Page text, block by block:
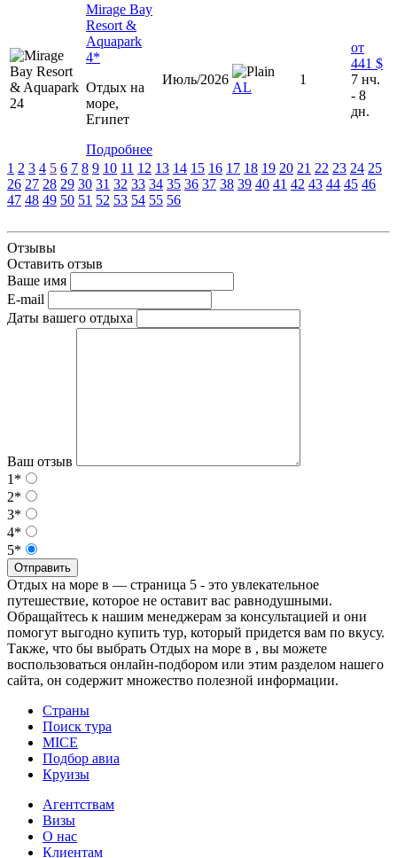
Mirage Bay
Resort &
Aquapark
4*
Отдых на
море,
Египет
Подробнее
Июль/2026
AL
1
от
441 $
7 нч.
- 8
дн.
1 2 3 4 5 6 7 8 9 10 11 12 13 14 15 16 17 18 19 20 21 22 23 24 25
26 27 28 29 30 31 32 33 34 35 36 37 38 39 40 41 42 43 44 45 46
47 48 49 50 51 52 53 54 55 56
Отзывы
Оставить отзыв
Ваше имя
E-mail
Даты вашего отдыха
Ваш отзыв
1*
2*
3*
4*
5*
Отправить
Отдых на море в — страница 5 - это увлекательное
путешествие, которое не оставит вас равнодушными.
Обращайтесь к нашим менеджерам за консультацией и они
помогут выгодно купить тур, который придется вам по вкусу.
Также, что бы выбрать Отдых на море в , вы можете
воспользоваться онлайн-подбором или этим разделом нашего
сайта, он содержит множество полезной информации.
Страны
Поиск тура
MICE
Подбор авиа
Круизы
Агентствам
Визы
О нас
Клиентам